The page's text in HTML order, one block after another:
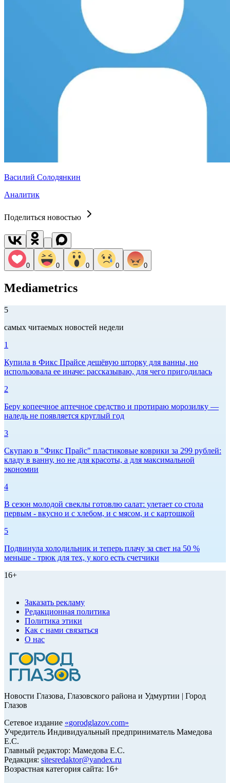
Василий Солодянкин
Аналитик
Поделиться новостью
0 0 0 0 0
Mediametrics
5
самых читаемых новостей недели
1
Купила в Фикс Прайсе дешёвую шторку для ванны, но
использовала ее иначе: рассказываю, для чего пригодилась
2
Беру копеечное аптечное средство и протираю морозилку —
наледь не появляется круглый год
3
Скупаю в "Фикс Прайс" пластиковые коврики за 299 рублей:
кладу в ванну, но не для красоты, а для максимальной
экономии
4
В сезон молодой свеклы готовлю салат: улетает со стола
первым - вкусно и с хлебом, и с мясом, и с картошкой
5
Подвинула холодильник и теперь плачу за свет на 50 %
меньше - трюк для тех, у кого есть счетчики
16+
Заказать рекламу
Редакционная политика
Политика этики
Как с нами связаться
О нас
Новости Глазова, Глазовского района и Удмуртии | Город
Глазов
Сетевое издание «gorodglazov.com»
Учредитель Индивидуальный предприниматель Мамедова
Е.С.
Главный редактор: Мамедова Е.С.
Редакция: sitesredaktor@yandex.ru
Возрастная категория сайта: 16+